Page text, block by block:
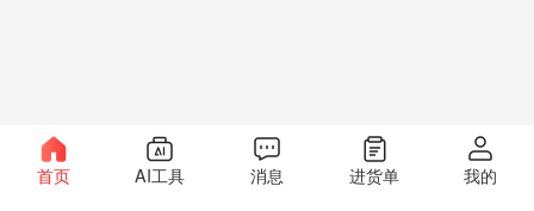
首页 AI工具 消息 进货单 我的